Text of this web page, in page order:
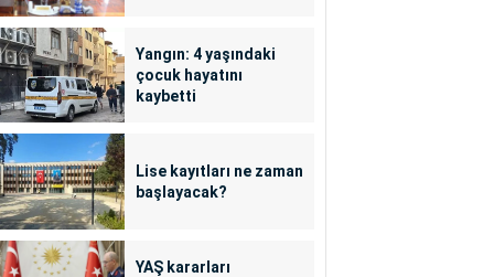
Yangın: 4 yaşındaki
çocuk hayatını
kaybetti
Lise kayıtları ne zaman
başlayacak?
YAŞ kararları